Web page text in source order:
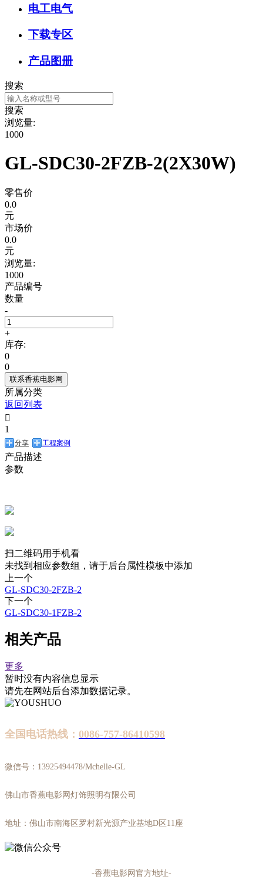
电工电气
下载专区
产品图册
搜索
搜索
浏览量:
1000
GL-SDC30-2FZB-2(2X30W)
零售价
0.0
元
市场价
0.0
元
浏览量:
1000
产品编号
数量
-
+
库存:
0
0
联系香蕉电影网
所属分类
返回列表

1
分享 工程案例
产品描述
参数
扫二维码用手机看
未找到相应参数组，请于后台属性模板中添加
上一个
GL-SDC30-2FZB-2
下一个
GL-SDC30-1FZB-2
相关产品
更多
暂时没有内容信息显示
请先在网站后台添加数据记录。
全国电话热线： 0086-757-86410598
微信号：13925494478/Mchelle-GL
佛山市香蕉电影网灯饰照明有限公司
地址：佛山市南海区罗村新光源产业基地D区11座
-香蕉电影网官方地址-